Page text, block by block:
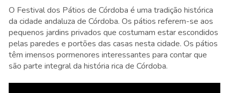
O Festival dos Pátios de Córdoba é uma tradição histórica
da cidade andaluza de Córdoba. Os pátios referem-se aos
pequenos jardins privados que costumam estar escondidos
pelas paredes e portões das casas nesta cidade. Os pátios
têm imensos pormenores interessantes para contar que
são parte integral da história rica de Córdoba.